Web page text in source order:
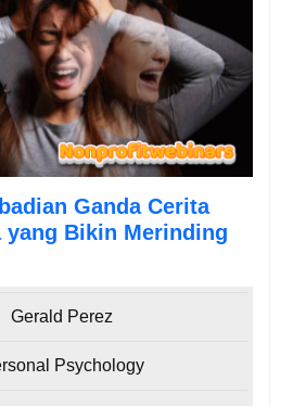
Ganda Cerita
yang Bikin Merinding
Gerald Perez
Psychology